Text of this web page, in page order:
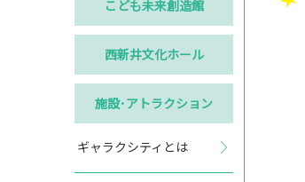
こども未来創造館
西新井文化ホール
施設･アトラクション
ギャラクシティとは